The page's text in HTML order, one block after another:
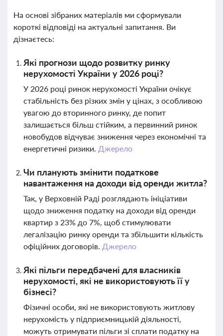
На основі зібраних матеріалів ми сформували
короткі відповіді на актуальні запитання. Ви
дізнаєтесь:
Які прогнози щодо розвитку ринку
нерухомості України у 2026 році?
У 2026 році ринок нерухомості України очікує
стабільність без різких змін у цінах, з особливою
увагою до вторинного ринку, де попит
залишається більш стійким, а первинний ринок
новобудов відчуває зниження через економічні та
енергетичні ризики. Джерело
Чи планують змінити податкове
навантаження на доходи від оренди житла?
Так, у Верховній Раді розглядають ініціативи
щодо зниження податку на доходи від оренди
квартир з 23% до 7%, щоб стимулювати
легалізацію ринку оренди та збільшити кількість
офіційних договорів. Джерело
Які пільги передбачені для власників
нерухомості, які не використовують її у
бізнесі?
Фізичні особи, які не використовують житлову
нерухомість у підприємницькій діяльності,
можуть отримувати пільги зі сплати податку на